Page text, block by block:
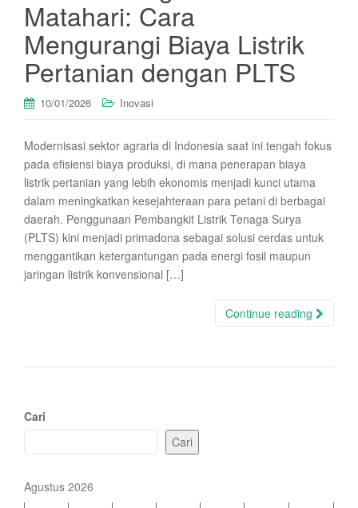
Matahari: Cara
Mengurangi Biaya Listrik
Pertanian dengan PLTS
10/01/2026 Inovasi
Modernisasi sektor agraria di Indonesia saat ini tengah fokus
pada efisiensi biaya produksi, di mana penerapan biaya
listrik pertanian yang lebih ekonomis menjadi kunci utama
dalam meningkatkan kesejahteraan para petani di berbagai
daerah. Penggunaan Pembangkit Listrik Tenaga Surya
(PLTS) kini menjadi primadona sebagai solusi cerdas untuk
menggantikan ketergantungan pada energi fosil maupun
jaringan listrik konvensional […]
Continue reading
Cari
Cari
Agustus 2026